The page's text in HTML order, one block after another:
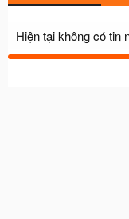
Hiện tại không có tin